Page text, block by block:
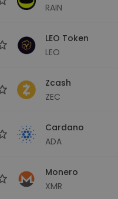
RAIN
LEO Token
LEO
Zcash
ZEC
Cardano
ADA
Monero
XMR